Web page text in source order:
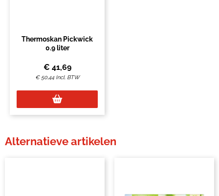
Thermoskan Pickwick
0.9 liter
€ 41,69
€ 50,44 Incl. BTW
Alternatieve artikelen